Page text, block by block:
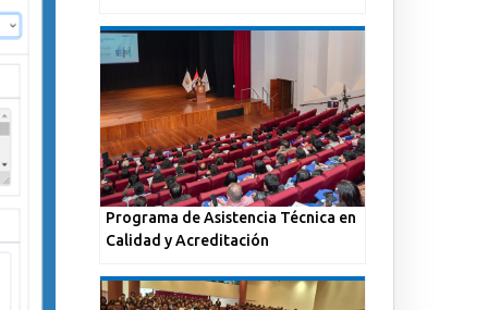
Programa de Asistencia Técnica en
Calidad y Acreditación